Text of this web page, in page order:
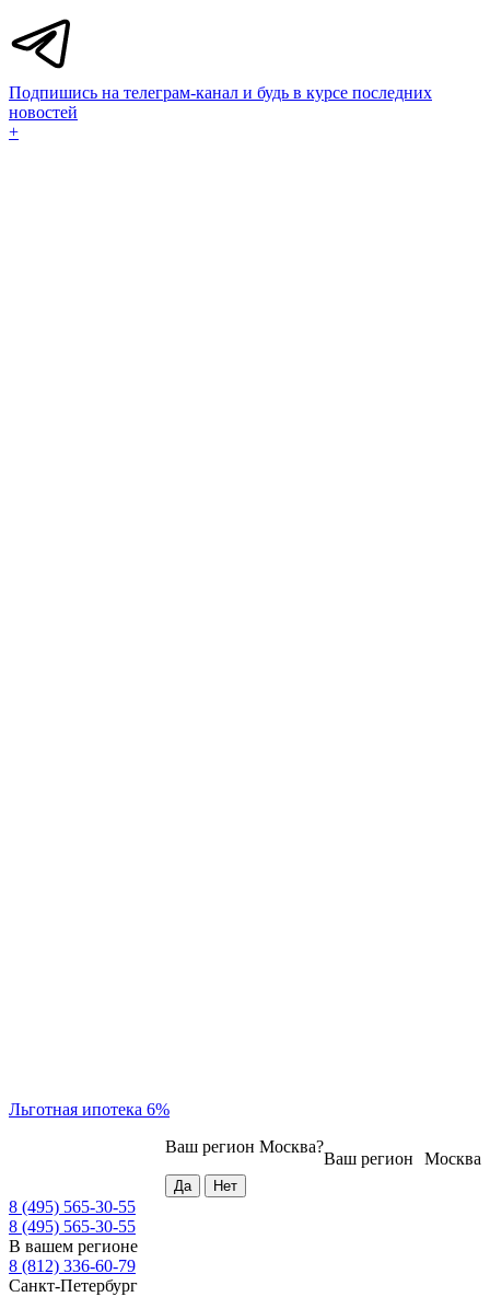
Подпишись на телеграм-канал и будь в курсе последних
новостей
+
Льготная ипотека 6%
Москва
Ваш регион
Ваш регион Москва?
8 (495) 565-30-55
8 (495) 565-30-55
В вашем регионе
8 (812) 336-60-79
Санкт-Петербург